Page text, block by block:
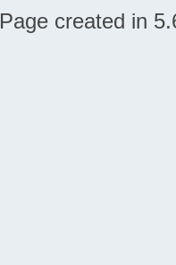
Page created in